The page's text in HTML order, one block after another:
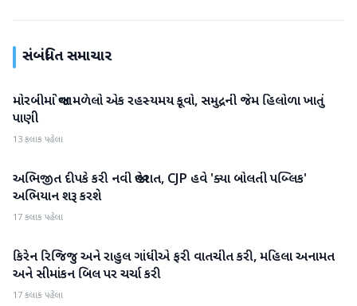
સંબંધિત સમાચાર
રાષ્ટ્રીય
મોરબીમાં જોવા મળેલો એક રહસ્યમય કૂવો, સમુદ્રની જેમ હિલોળા ખાતું
પાણી
13 કલાક પહેલા
રાષ્ટ્રીય
અભિજીત દીપકે કરી નવી જાહેરાત, CJP હવે 'ક્યા બોલતી પબ્લિક'
અભિયાન શરૂ કરશે
17 કલાક પહેલા
રાષ્ટ્રીય
કિરેન રિજિજુ અને રાહુલ ગાંધીએ ફરી વાતચીત કરી, મહિલા અનામત
અને સીમાંકન બિલ પર ચર્ચા કરી
17 કલાક પહેલા